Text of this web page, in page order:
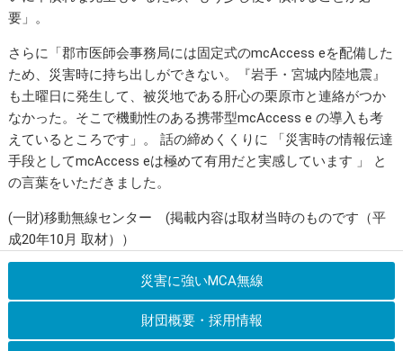
要」。
さらに「郡市医師会事務局には固定式のmcAccess eを配備した
ため、災害時に持ち出しができない。『岩手・宮城内陸地震』
も土曜日に発生して、被災地である肝心の栗原市と連絡がつか
なかった。そこで機動性のある携帯型mcAccess e の導入も考
えているところです」。 話の締めくくりに 「災害時の情報伝達
手段としてmcAccess eは極めて有用だと実感しています 」 と
の言葉をいただきました。
(一財)移動無線センター (掲載内容は取材当時のものです（平
成20年10月 取材））
災害に強いMCA無線
財団概要・採用情報